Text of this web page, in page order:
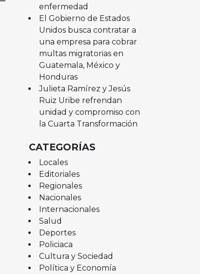
enfermedad
El Gobierno de Estados
Unidos busca contratar a
una empresa para cobrar
multas migratorias en
Guatemala, México y
Honduras
Julieta Ramírez y Jesús
Ruiz Uribe refrendan
unidad y compromiso con
la Cuarta Transformación
CATEGORÍAS
Locales
Editoriales
Regionales
Nacionales
Internacionales
Salud
Deportes
Policiaca
Cultura y Sociedad
Política y Economía